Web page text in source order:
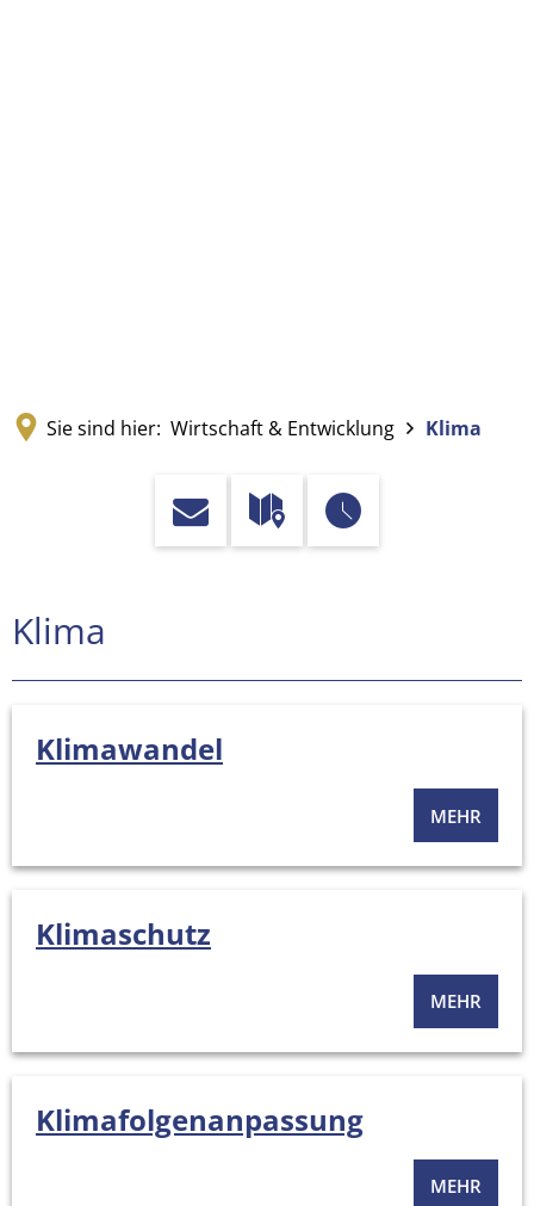
Sie sind hier: Wirtschaft & Entwicklung Klima
Klima
Klimawandel
MEHR
Klimaschutz
MEHR
Klimafolgenanpassung
MEHR